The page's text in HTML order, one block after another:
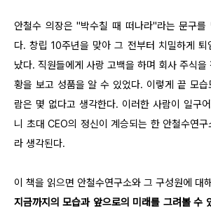
안철수 의장은 "박수칠 때 떠나라"라는 문구를
다. 창립 10주년을 맞아 그 전부터 치밀하게 퇴
났다. 직원들에게 사랑 고백을 하며 회사 주식을
황을 보고 성품을 알 수 있었다. 이렇게 끝 모
람은 몇 없다고 생각한다. 이러한 사람이 일구
니 초대 CEO의 정신이 계승되는 한 안철수연구
라 생각된다.
이 책을 읽으면 안철수연구소와 그 구성원에 대
지금까지의 모습과 앞으로의 미래를 그려볼 수